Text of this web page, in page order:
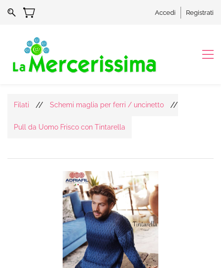
Accedi Registrati
Filati // Schemi maglia per ferri / uncinetto //
Pull da Uomo Frisco con Tintarella